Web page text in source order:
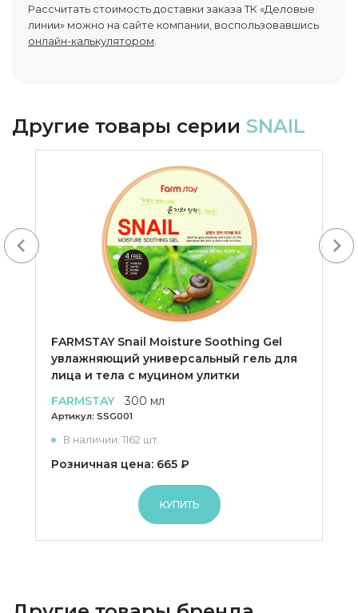
Рассчитать стоимость доставки заказа ТК «Деловые
линии» можно на сайте компании, воспользовавшись
онлайн-калькулятором
Другие товары серии SNAIL
FARMSTAY Snail Moisture Soothing Gel
увлажняющий универсальный гель для
лица и тела с муцином улитки
FARMSTAY
300 мл
Артикул: SSG001
В наличии: 1162 шт.
Розничная цена: 665 ₽
КУПИТЬ
Next